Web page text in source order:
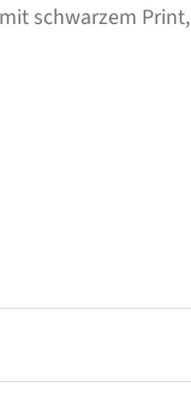
schwarzem Print,